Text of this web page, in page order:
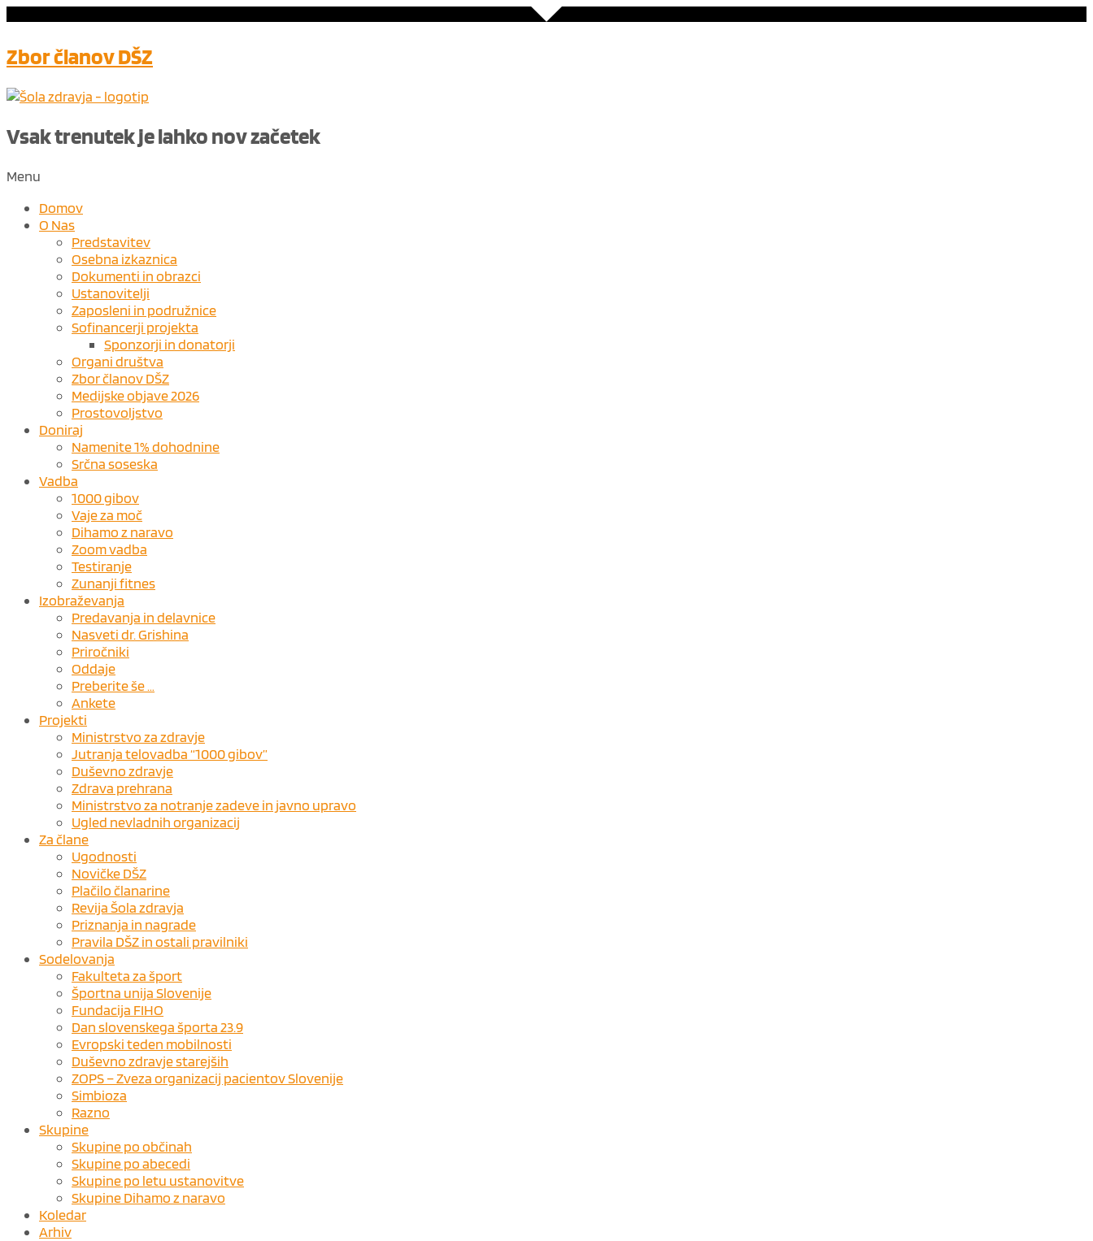
Zbor članov DŠZ
Vsak trenutek je lahko nov ​začetek
Menu
Domov
O Nas
Predstavitev
Osebna izkaznica
Dokumenti in obrazci
Ustanovitelji
Zaposleni in podružnice
Sofinancerji projekta
Sponzorji in donatorji
Organi društva
Zbor članov DŠZ
Medijske objave 2026
Prostovoljstvo
Doniraj
Namenite 1% dohodnine
Srčna soseska
Vadba
1000 gibov
Vaje za moč
Dihamo z naravo
Zoom vadba
Testiranje
Zunanji fitnes
Izobraževanja
Predavanja in delavnice
Nasveti dr. Grishina
Priročniki
Oddaje
Preberite še …
Ankete
Projekti
Ministrstvo za zdravje
Jutranja telovadba “1000 gibov”
Duševno zdravje
Zdrava prehrana
Ministrstvo za notranje zadeve in javno upravo
Ugled nevladnih organizacij
Za člane
Ugodnosti
Novičke DŠZ
Plačilo članarine
Revija Šola zdravja
Priznanja in nagrade
Pravila DŠZ in ostali pravilniki
Sodelovanja
Fakulteta za šport
Športna unija Slovenije
Fundacija FIHO
Dan slovenskega športa 23.9
Evropski teden mobilnosti
Duševno zdravje starejših
ZOPS – Zveza organizacij pacientov Slovenije
Simbioza
Razno
Skupine
Skupine po občinah
Skupine po abecedi
Skupine po letu ustanovitve
Skupine Dihamo z naravo
Koledar
Arhiv